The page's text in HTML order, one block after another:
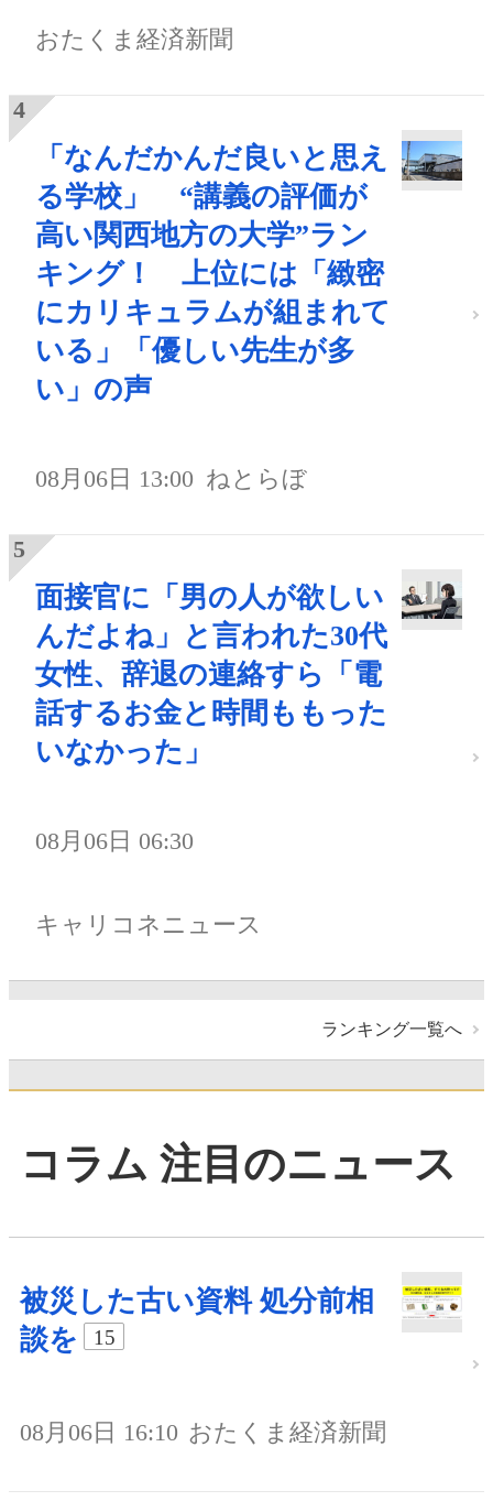
おたくま経済新聞
「なんだかんだ良いと思え
る学校」 “講義の評価が
高い関西地方の大学”ラン
キング！ 上位には「緻密
にカリキュラムが組まれて
いる」「優しい先生が多
い」の声
08月06日 13:00 ねとらぼ
面接官に「男の人が欲しい
んだよね」と言われた30代
女性、辞退の連絡すら「電
話するお金と時間ももった
いなかった」
08月06日 06:30
キャリコネニュース
ランキング一覧へ
コラム 注目のニュース
被災した古い資料 処分前相
談を
15
08月06日 16:10 おたくま経済新聞